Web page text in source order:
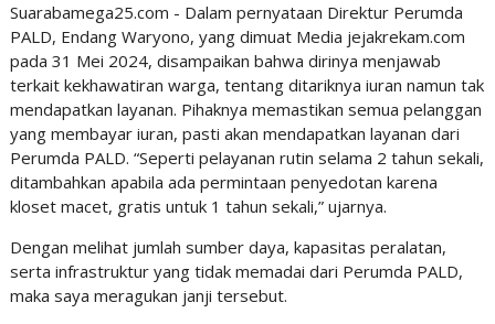
Suarabamega25.com - Dalam pernyataan Direktur Perumda
PALD, Endang Waryono, yang dimuat Media jejakrekam.com
pada 31 Mei 2024, disampaikan bahwa dirinya menjawab
terkait kekhawatiran warga, tentang ditariknya iuran namun tak
mendapatkan layanan. Pihaknya memastikan semua pelanggan
yang membayar iuran, pasti akan mendapatkan layanan dari
Perumda PALD. “Seperti pelayanan rutin selama 2 tahun sekali,
ditambahkan apabila ada permintaan penyedotan karena
kloset macet, gratis untuk 1 tahun sekali,” ujarnya.
Dengan melihat jumlah sumber daya, kapasitas peralatan,
serta infrastruktur yang tidak memadai dari Perumda PALD,
maka saya meragukan janji tersebut.